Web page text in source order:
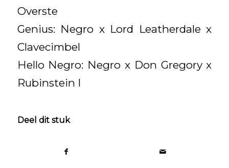
Overste
Genius: Negro x Lord Leatherdale x
Clavecimbel
Hello Negro: Negro x Don Gregory x
Rubinstein I
Deel dit stuk